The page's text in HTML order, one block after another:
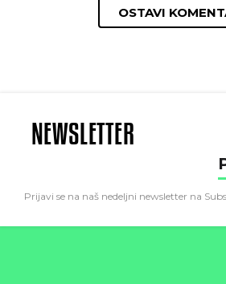
OSTAVI
NEWSLETTER
Prijavi se na naš nedeljni newsletter na